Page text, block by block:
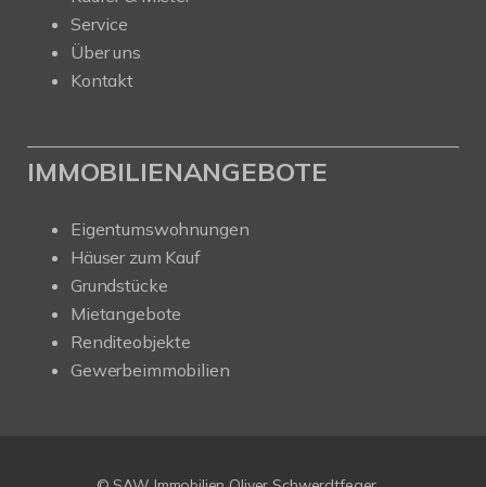
Service
Über uns
Kontakt
IMMOBILIENANGEBOTE
Eigentumswohnungen
Häuser zum Kauf
Grundstücke
Mietangebote
Renditeobjekte
Gewerbeimmobilien